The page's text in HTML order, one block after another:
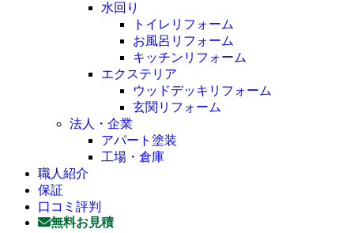
水回り
トイレリフォーム
お風呂リフォーム
キッチンリフォーム
エクステリア
ウッドデッキリフォーム
玄関リフォーム
法人・企業
アパート塗装
工場・倉庫
職人紹介
保証
口コミ評判
無料お見積